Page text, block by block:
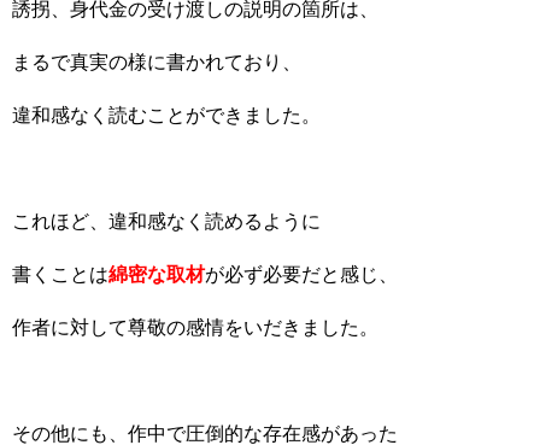
誘拐、身代金の受け渡しの説明の箇所は、
まるで真実の様に書かれており、
違和感なく読むことができました。
これほど、違和感なく読めるように
書くことは綿密な取材が必ず必要だと感じ、
作者に対して尊敬の感情をいだきました。
その他にも、作中で圧倒的な存在感があった